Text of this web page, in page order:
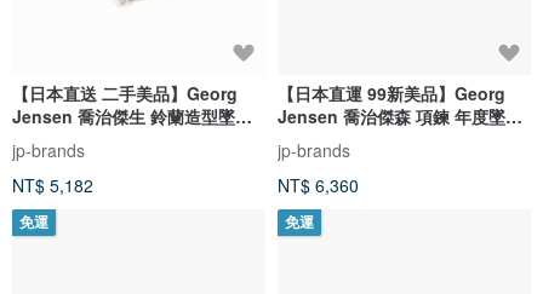
【日本直送 二手美品】Georg
Jensen 喬治傑生 鈴蘭造型墜飾
銀 925 已拋光
jp-brands
NT$ 5,182
【日本直運 99新美品】Georg
Jensen 喬治傑森 項鍊 年度墜飾
1999 Heritage 系列 銀 925
jp-brands
NT$ 6,360
免運 免運